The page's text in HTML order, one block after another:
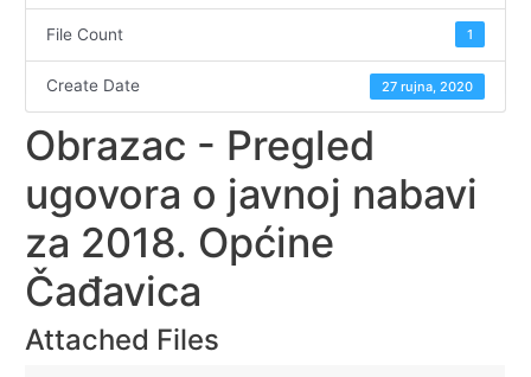
File Count 1
Create Date 27 rujna, 2020
Obrazac - Pregled
ugovora o javnoj nabavi
za 2018. Općine
Čađavica
Attached Files